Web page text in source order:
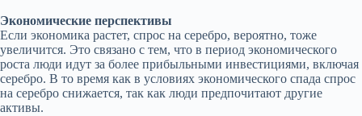
Экономические перспективы
Если экономика растет, спрос на серебро, вероятно, тоже
увеличится. Это связано с тем, что в период экономического
роста люди идут за более прибыльными инвестициями, включая
серебро. В то время как в условиях экономического спада спрос
на серебро снижается, так как люди предпочитают другие
активы.